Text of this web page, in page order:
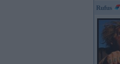
Rufus